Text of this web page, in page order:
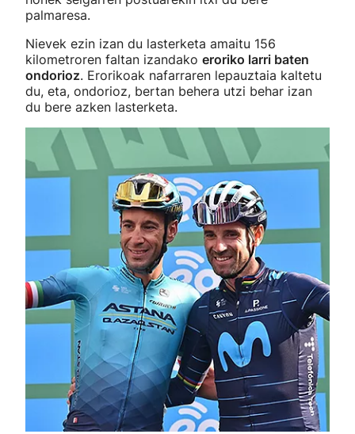
palmaresa.
Nievek ezin izan du lasterketa amaitu 156
kilometroren faltan izandako eroriko larri baten
ondorioz. Erorikoak nafarraren lepauztaia kaltetu
du, eta, ondorioz, bertan behera utzi behar izan
du bere azken lasterketa.